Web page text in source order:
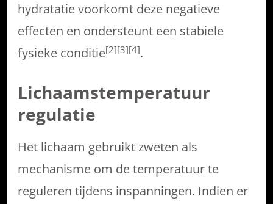
hydratatie voorkomt deze negatieve
effecten en ondersteunt een stabiele
fysieke conditie[2][3][4].
Lichaamstemperatuur
regulatie
Het lichaam gebruikt zweten als
mechanisme om de temperatuur te
reguleren tijdens inspanningen. Indien er